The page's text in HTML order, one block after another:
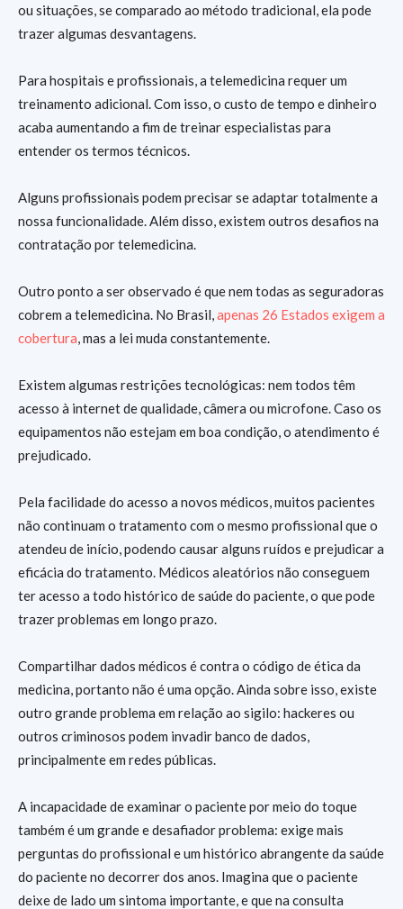
ou situações, se comparado ao método tradicional, ela pode
trazer algumas desvantagens.
Para hospitais e profissionais, a telemedicina requer um
treinamento adicional. Com isso, o custo de tempo e dinheiro
acaba aumentando a fim de treinar especialistas para
entender os termos técnicos.
Alguns profissionais podem precisar se adaptar totalmente a
nossa funcionalidade. Além disso, existem outros desafios na
contratação por telemedicina.
Outro ponto a ser observado é que nem todas as seguradoras
cobrem a telemedicina. No Brasil,apenas 26 Estados exigem a
cobertura, mas a lei muda constantemente.
Existem algumas restrições tecnológicas: nem todos têm
acesso à internet de qualidade, câmera ou microfone. Caso os
equipamentos não estejam em boa condição, o atendimento é
prejudicado.
Pela facilidade do acesso a novos médicos, muitos pacientes
não continuam o tratamento com o mesmo profissional que o
atendeu de início, podendo causar alguns ruídos e prejudicar a
eficácia do tratamento. Médicos aleatórios não conseguem
ter acesso a todo histórico de saúde do paciente, o que pode
trazer problemas em longo prazo.
Compartilhar dados médicos é contra o código de ética da
medicina, portanto não é uma opção. Ainda sobre isso, existe
outro grande problema em relação ao sigilo: hackeres ou
outros criminosos podem invadir banco de dados,
principalmente em redes públicas.
A incapacidade de examinar o paciente por meio do toque
também é um grande e desafiador problema: exige mais
perguntas do profissional e um histórico abrangente da saúde
do paciente no decorrer dos anos. Imagina que o paciente
deixe de lado um sintoma importante, e que na consulta